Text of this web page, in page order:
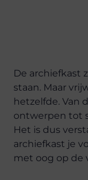
De archiefkast
staan. Maar
hetzelfde. Van
ontwerpen tot
Het is dus
archiefkast je
met oog op de